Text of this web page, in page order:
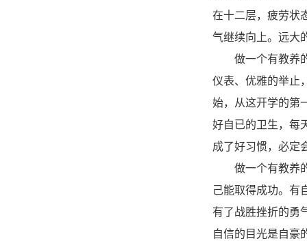
在十二层，疲劳状
气继续向上。远大
做一个有教养的
仪表、优雅的举止
始，从这开学的第
好自已的卫生，每
成了好习惯，必定
做一个有教养的
己能取得成功。有
有了战胜挫折的勇
自信的目光是自豪